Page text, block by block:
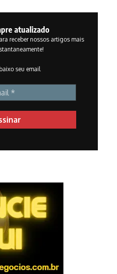
atualizado
receber nossos artigos mais
seu email